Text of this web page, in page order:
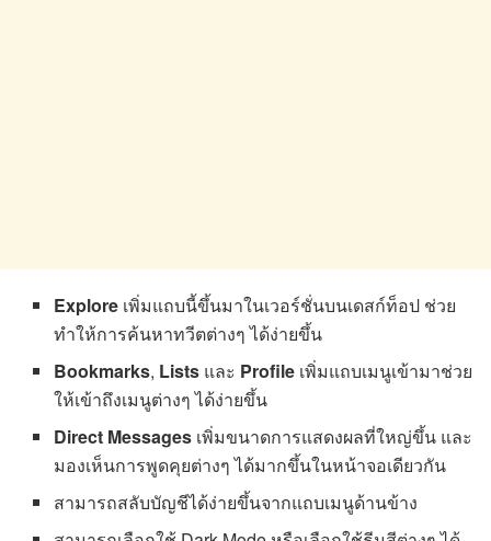
Explore เพิ่มแถบนี้ขึ้นมาในเวอร์ชั่นบนเดสก์ท็อป ช่วย
ทำให้การค้นหาทวีตต่างๆ ได้ง่ายขึ้น
Bookmarks, Lists และ Profile เพิ่มแถบเมนูเข้ามาช่วย
ให้เข้าถึงเมนูต่างๆ ได้ง่ายขึ้น
Direct Messages เพิ่มขนาดการแสดงผลที่ใหญ่ขึ้น และ
มองเห็นการพูดคุยต่างๆ ได้มากขึ้นในหน้าจอเดียวกัน
สามารถสลับบัญชีได้ง่ายขึ้นจากแถบเมนูด้านข้าง